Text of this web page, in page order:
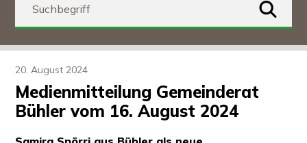
suchen
Medienmitteilung Gemeinderat
Bühler vom 16. August 2024
20. August 2024